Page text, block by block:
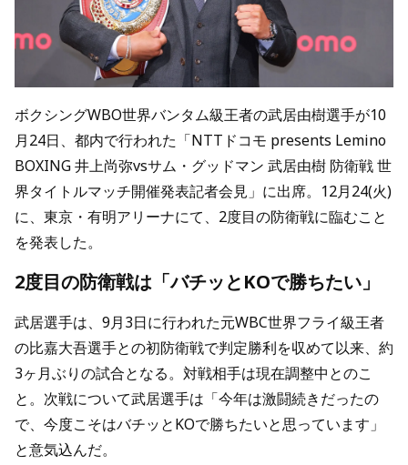
ボクシングWBO世界バンタム級王者の武居由樹選手が10
月24日、都内で行われた「NTTドコモ presents Lemino
BOXING 井上尚弥vsサム・グッドマン 武居由樹 防衛戦 世
界タイトルマッチ開催発表記者会見」に出席。12月24(火)
に、東京・有明アリーナにて、2度目の防衛戦に臨むこと
を発表した。
2度目の防衛戦は「バチッとKOで勝ちたい」
武居選手は、9月3日に行われた元WBC世界フライ級王者
の比嘉大吾選手との初防衛戦で判定勝利を収めて以来、約
3ヶ月ぶりの試合となる。対戦相手は現在調整中とのこ
と。次戦について武居選手は「今年は激闘続きだったの
で、今度こそはバチッとKOで勝ちたいと思っています」
と意気込んだ。